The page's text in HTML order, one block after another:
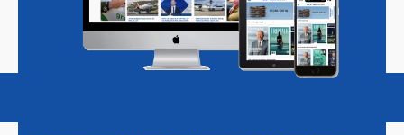
Magazine Podcasts Vacatures